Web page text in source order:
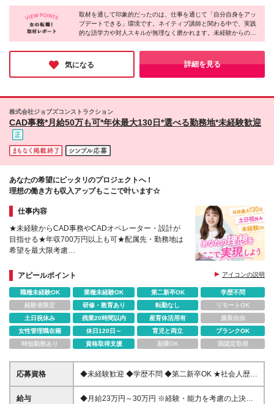
想いを持つ方をお待ちしています／／ ◎自分の存在
意義を感じられる仕事がしたい ◎「最初は泣いてい
た子が、英語で笑わせてくれた」というような、一生
モノの感動を味わいたい ◎多国籍文化を肌で感じた
い ◎1年後、今よりもっと自分の言葉・英語を好きに
なっていたい 先輩たちのほとんどが異業種からスタ
ートしており 「履歴書に書けるのは英語力だけ」と
こでも通用する力」を身に付けています。 子どもた
ちの成長を特等席で見守りながら あなた自身のキャ
リアの可能性も大きく広げていきましょう！ ※契約の
Internationalでの募集がメイン♪
支給＋昇給あり ※正社員は賞与あり（スクール売上に
よる）。その他雇用形態による待遇差異はありません
※試用期間3ヶ月あり（試用期間中の雇用形態、給
た場合の手当は全額支給！／* ★こんな先輩が活躍
中！ *20代/ホテル業界 *20代/独学で英語を勉強 *30
ます！ご興味のある方はお気軽にお問い合わせくださ
い♪
クールの最寄り駅まで1h程度を予定 ★U・Iターン歓
迎 ★新規開校も続々予定 ■東京 聖蹟桜ヶ丘／江戸川
／吉祥寺南／晴海フラッグ／石神井／駒沢大学／大井
町／国領／亀有／三鷹／八王子／聖路加タワー／スク
エア東京／亀戸／有明ガーデン／i Kids Star メガロス
武蔵小金井／i Kids Star メガロス町田／Kids Duo
International 国立／Kids Duo International 池上 ■神奈
Kids Duo International 名鉄星ヶ丘 ■大阪 豊中ロマン
チック街道 ■兵庫 門戸厄神／甲子園口／西宮北口／東
取材を通して印象的だったのは、仕事を通じて「自分自身をアッ
プデートできる」環境です。ネイティブ講師と関わる中で、実践
的な語学力や対人スキルが無理なく磨かれます。未経験からのス
タートでも、将来どんな業界でも通用する「一生モノのスキル」
が身につくのが同社の強み。年休120日で残業も少なく、私生活
を大切にしながら、自分らしい長期的なキャリアを築ける点も、
長く働ける安心感につながっていると感じました。
気になる 詳細を見る
株式会社ジョブズコンストラクション
CAD事務*月給50万も可*年休最大130日*選べる勤務地*未経験歓迎
あなたの希望にピッタリのプロジェクトへ！
理想の働き方も収入アップもここで叶います☆
仕事内容
★未経験からCAD事務やCADオペレーター・設計が
目指せる★年収700万円以上も可★配属先・勤務地は
希望を最大限考慮
日以上の連休取得OK
アピールポイント アイコンの説明
職種未経験OK 業種未経験OK 第二新卒OK
学歴不問
経験者限定
研修・教育あり 転勤なし
リモートOK
土日祝休み
残業20時間以内 産育休活用有
服装自由
女性管理職在籍
休日120日～ 育児と両立
ブランクOK
時短勤務あり
資格取得支援 副業OK 国認定取得
応募資格
◆未経験歓迎 ◆学歴不問 ◆第二新卒OK ★社会人歴が
10年以上、20年以上の方も多数活躍しています！ ★
学歴や職歴、転職回数などは一切不問です！ 正社員
給与
◆月給23万円～30万円 ※経験・能力を考慮の上決定